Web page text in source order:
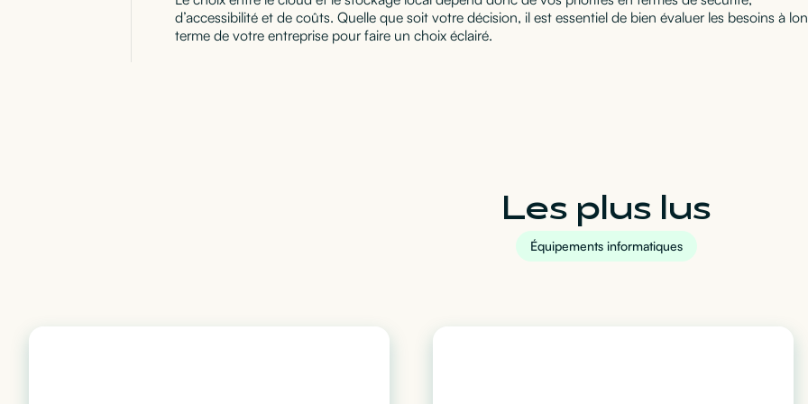
d’accessibilité et de coûts. Quelle que soit votre décision, il est essentiel de bien évaluer les besoins à
terme de votre entreprise pour faire un choix éclairé.
Les plus lus
Équipements informatiques